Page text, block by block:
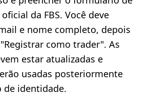
da FBS. Você deve
e nome completo, depois
como trader". As
estar atualizadas e
usadas posteriormente
de identidade.